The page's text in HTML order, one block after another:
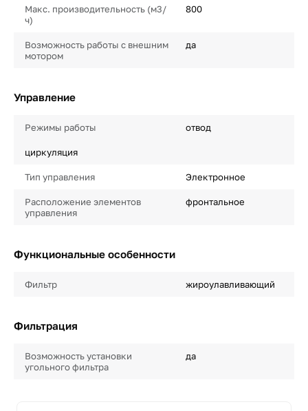
Макс. производительность (м3/
ч)
800
Возможность работы с внешним
мотором
да
Управление
Режимы работы отвод
циркуляция
Тип управления Электронное
Расположение элементов
управления
фронтальное
Функциональные особенности
Фильтр жироулавливающий
Фильтрация
Возможность установки
угольного фильтра
да